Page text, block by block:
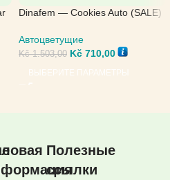
Dinafem — Cookies Auto (SALE)
Автоцветущие
Kč1.503,00 Kč 710,00
ВЫБЕРИТЕ ПАРАМЕТРЫ
Полезные
ссылки